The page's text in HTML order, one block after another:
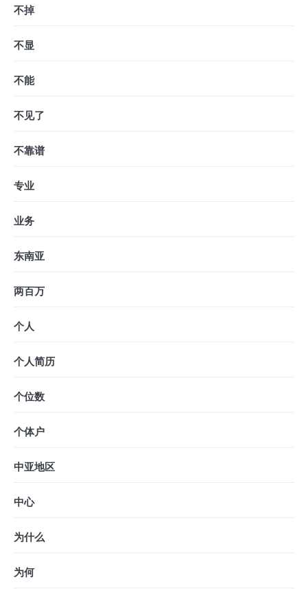
不掉
不显
不能
不见了
不靠谱
专业
业务
东南亚
两百万
个人
个人简历
个位数
个体户
中亚地区
中心
为什么
为何